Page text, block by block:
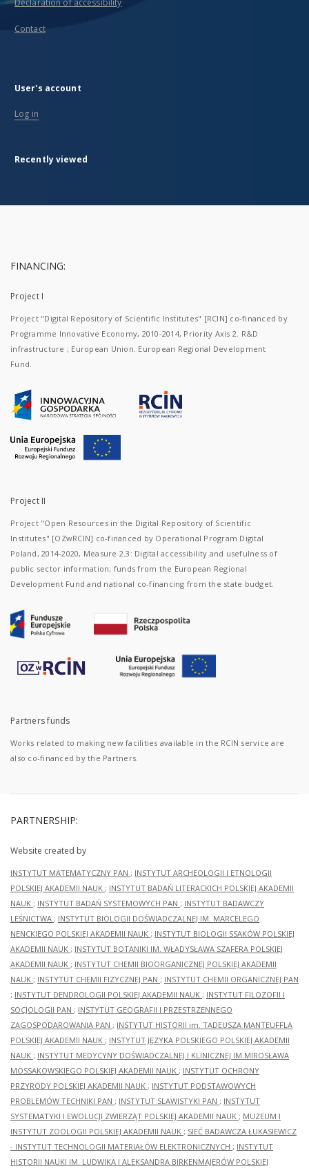
Declaration of accessibility
Contact
User's account
Log in
Recently viewed
FINANCING:
Project I
Project "Digital Repository of Scientific Institutes" [RCIN] co-financed by
Programme Innovative Economy, 2010-2014, Priority Axis 2. R&D
infrastructure ; European Union. European Regional Development
Fund.
Project II
Project "Open Resources in the Digital Repository of Scientific
Institutes" [OZwRCIN] co-financed by Operational Program Digital
Poland, 2014-2020, Measure 2.3: Digital accessibility and usefulness of
public sector information; funds from the European Regional
Development Fund and national co-financing from the state budget.
Partners funds
Works related to making new facilities available in the RCIN service are
also co-financed by the Partners.
PARTNERSHIP:
Website created by
INSTYTUT MATEMATYCZNY PAN ; INSTYTUT ARCHEOLOGII I ETNOLOGII
POLSKIEJ AKADEMII NAUK ; INSTYTUT BADAŃ LITERACKICH POLSKIEJ AKADEMII
NAUK ; INSTYTUT BADAŃ SYSTEMOWYCH PAN ; INSTYTUT BADAWCZY
LEŚNICTWA ; INSTYTUT BIOLOGII DOŚWIADCZALNEJ IM. MARCELEGO
NENCKIEGO POLSKIEJ AKADEMII NAUK ; INSTYTUT BIOLOGII SSAKÓW POLSKIEJ
AKADEMII NAUK ; INSTYTUT BOTANIKI IM. WŁADYSŁAWA SZAFERA POLSKIEJ
AKADEMII NAUK ; INSTYTUT CHEMII BIOORGANICZNEJ POLSKIEJ AKADEMII
NAUK ; INSTYTUT CHEMII FIZYCZNEJ PAN ; INSTYTUT CHEMII ORGANICZNEJ PAN
; INSTYTUT DENDROLOGII POLSKIEJ AKADEMII NAUK ; INSTYTUT FILOZOFII I
SOCJOLOGII PAN ; INSTYTUT GEOGRAFII I PRZESTRZENNEGO
ZAGOSPODAROWANIA PAN ; INSTYTUT HISTORII im. TADEUSZA MANTEUFFLA
POLSKIEJ AKADEMII NAUK ; INSTYTUT JĘZYKA POLSKIEGO POLSKIEJ AKADEMII
NAUK ; INSTYTUT MEDYCYNY DOŚWIADCZALNEJ I KLINICZNEJ IM.MIROSŁAWA
MOSSAKOWSKIEGO POLSKIEJ AKADEMII NAUK ; INSTYTUT OCHRONY
PRZYRODY POLSKIEJ AKADEMII NAUK ; INSTYTUT PODSTAWOWYCH
PROBLEMÓW TECHNIKI PAN ; INSTYTUT SLAWISTYKI PAN ; INSTYTUT
SYSTEMATYKI I EWOLUCJI ZWIERZĄT POLSKIEJ AKADEMII NAUK ; MUZEUM I
INSTYTUT ZOOLOGII POLSKIEJ AKADEMII NAUK ; SIEĆ BADAWCZA ŁUKASIEWICZ
- INSTYTUT TECHNOLOGII MATERIAŁÓW ELEKTRONICZNYCH ; INSTYTUT
HISTORII NAUKI IM. LUDWIKA I ALEKSANDRA BIRKENMAJERÓW POLSKIEJ